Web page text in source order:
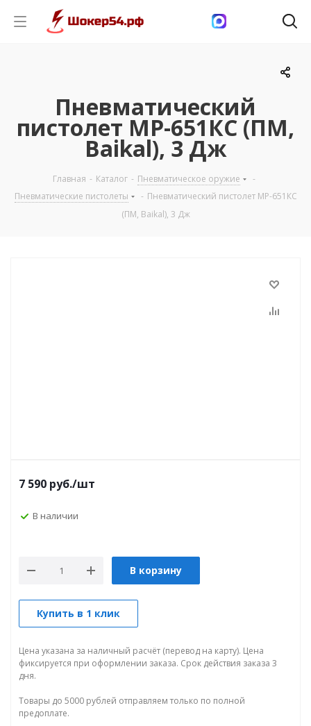
Пневматический
пистолет МР-651КС (ПМ,
Baikal), 3 Дж
Главная - Каталог - Пневматическое оружие
-
Пневматические пистолеты
- Пневматический пистолет МР-651КС
(ПМ, Baikal), 3 Дж
7 590 руб./шт
В наличии
В корзину
Купить в 1 клик
Цена указана за наличный расчёт (перевод на карту). Цена
фиксируется при оформлении заказа. Срок действия заказа 3
дня.
Товары до 5000 рублей отправляем только по полной
предоплате.